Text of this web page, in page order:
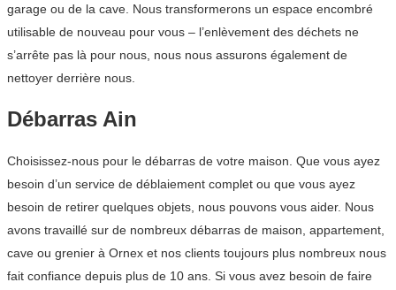
garage ou de la cave. Nous transformerons un espace encombré
utilisable de nouveau pour vous – l’enlèvement des déchets ne
s’arrête pas là pour nous, nous nous assurons également de
nettoyer derrière nous.
Débarras Ain
Choisissez-nous pour le débarras de votre maison. Que vous ayez
besoin d’un service de déblaiement complet ou que vous ayez
besoin de retirer quelques objets, nous pouvons vous aider. Nous
avons travaillé sur de nombreux débarras de maison, appartement,
cave ou grenier à Ornex et nos clients toujours plus nombreux nous
fait confiance depuis plus de 10 ans. Si vous avez besoin de faire